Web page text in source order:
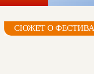
СЮЖЕТ О